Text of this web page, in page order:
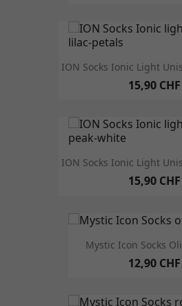
ION Socks Ionic Light
15,90 CHF
ION Socks Ionic Light
15,90 CHF
Mystic Icon Socks
12,90 CHF